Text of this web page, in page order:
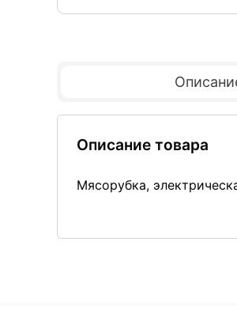
Описание товара
Мясорубка,